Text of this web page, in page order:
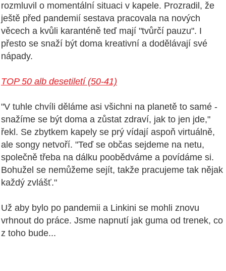
rozmluvil o momentální situaci v kapele. Prozradil, že
ještě před pandemií sestava pracovala na nových
věcech a kvůli karanténě teď mají "tvůrčí pauzu". I
přesto se snaží být doma kreativní a dodělávají své
nápady.
TOP 50 alb desetiletí (50-41)
"V tuhle chvíli děláme asi všichni na planetě to samé -
snažíme se být doma a zůstat zdraví, jak to jen jde,"
řekl. Se zbytkem kapely se prý vídají aspoň virtuálně,
ale songy netvoří. "Teď se občas sejdeme na netu,
společně třeba na dálku poobědváme a povídáme si.
Bohužel se nemůžeme sejít, takže pracujeme tak nějak
každý zvlášť."
Už aby bylo po pandemii a Linkini se mohli znovu
vrhnout do práce. Jsme napnutí jak guma od trenek, co
z toho bude...